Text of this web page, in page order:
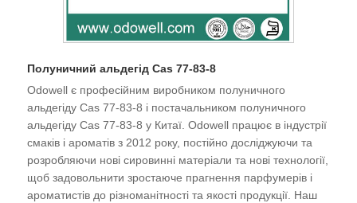
Полуничний альдегід Cas 77-83-8
Odowell є професійним виробником полуничного
альдегіду Cas 77-83-8 і постачальником полуничного
альдегіду Cas 77-83-8 у Китаї. Odowell працює в індустрії
смаків і ароматів з 2012 року, постійно досліджуючи та
розробляючи нові сировинні матеріали та нові технології,
щоб задовольнити зростаюче прагнення парфумерів і
ароматистів до різноманітності та якості продукції. Наш